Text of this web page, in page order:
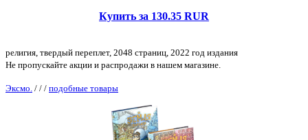
Купить за 130.35 RUR
религия, твердый переплет, 2048 страниц, 2022 год издания
Не пропускайте акции и распродажи в нашем магазине.
Эксмо. / / / подобные товары